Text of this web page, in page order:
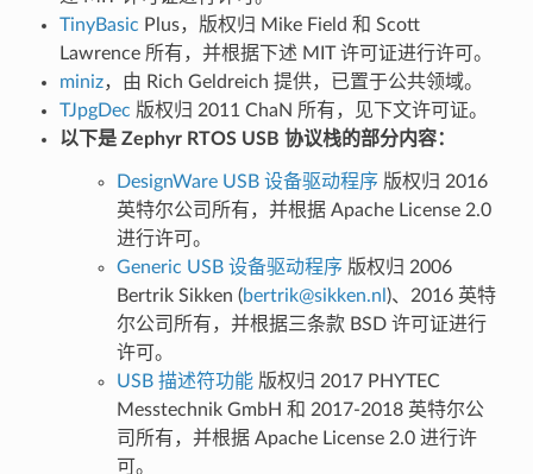
TinyBasic Plus，版权归 Mike Field 和 Scott
Lawrence 所有，并根据下述 MIT 许可证进行许可。
miniz，由 Rich Geldreich 提供，已置于公共领域。
TJpgDec 版权归 2011 ChaN 所有，见下文许可证。
以下是 Zephyr RTOS USB 协议栈的部分内容：
DesignWare USB 设备驱动程序 版权归 2016
英特尔公司所有，并根据 Apache License 2.0
进行许可。
Generic USB 设备驱动程序 版权归 2006
Bertrik Sikken (bertrik@sikken.nl )、2016 英特
尔公司所有，并根据三条款 BSD 许可证进行
许可。
USB 描述符功能版权归 2017 PHYTEC
Messtechnik GmbH 和 2017-2018 英特尔公
司所有，并根据 Apache License 2.0 进行许
可。